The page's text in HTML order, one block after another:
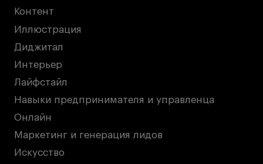
Контент
Иллюстрация
Диджитал
Интерьер
Лайфстайл
Навыки предпринимателя и управленца
Онлайн
Маркетинг и генерация лидов
Искусство